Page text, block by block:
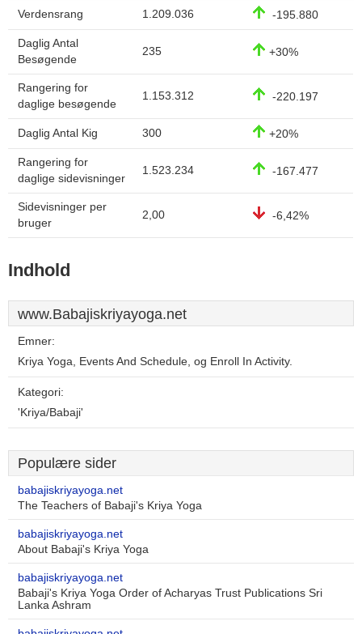
Verdensrang 1.209.036 -195.880
Daglig Antal
Besøgende
235 +30%
Rangering for
daglige besøgende
1.153.312 -220.197
Daglig Antal Kig 300 +20%
Rangering for
daglige sidevisninger
1.523.234 -167.477
Sidevisninger per
bruger
2,00 -6,42%
Indhold
www.Babajiskriyayoga.net
Emner:
Kriya Yoga, Events And Schedule, og Enroll In Activity.
Kategori:
'Kriya/Babaji'
Populære sider
babajiskriyayoga.net
The Teachers of Babaji's Kriya Yoga
babajiskriyayoga.net
About Babaji's Kriya Yoga
babajiskriyayoga.net
Babaji's Kriya Yoga Order of Acharyas Trust Publications Sri
Lanka Ashram